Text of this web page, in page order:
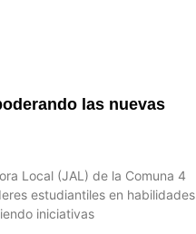
las nuevas
Local (JAL) de la Comuna 4
estudiantiles en habilidades
iniciativas